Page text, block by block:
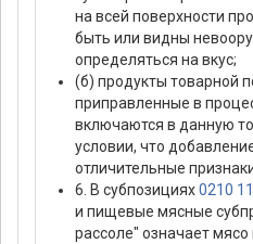
на всей поверхности
быть или видны
определяться на вкус;
(б) продукты товарной
приправленные в
включаются в данную
условии, что
отличительные
6. В субпозициях0210 11
и пищевые мясные
рассоле" означает